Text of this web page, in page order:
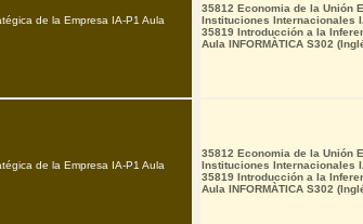
de la Empresa IA-P1 Aula
de la Empresa IA-P1 Aula
35812 Economia de la Unión
Instituciones Internacionales
35819 Introducción a la
Aula INFORMÀTICA S302
35812 Economia de la Unión
Instituciones Internacionales
35819 Introducción a la
Aula INFORMÀTICA S302